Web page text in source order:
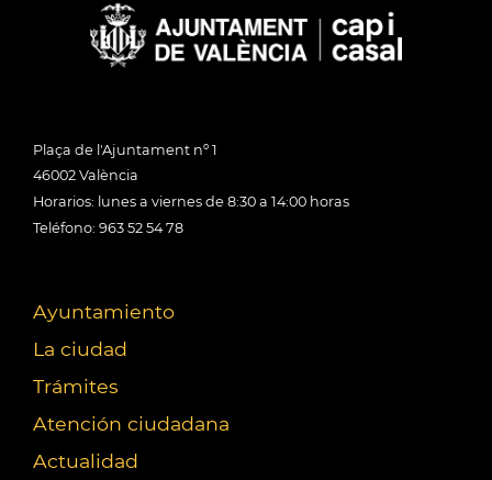
Plaça de l'Ajuntament nº 1
46002 València
Horarios: lunes a viernes de 8:30 a 14:00 horas
Teléfono: 963 52 54 78
Ayuntamiento
La ciudad
Trámites
Atención ciudadana
Actualidad